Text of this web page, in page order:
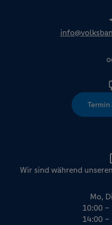
Wir sind während
Mo,
10:00 –
14:00 –